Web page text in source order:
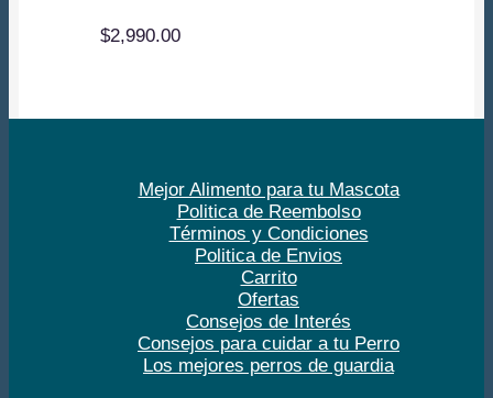
$2,990.00
Mejor Alimento para tu Mascota
Politica de Reembolso
Términos y Condiciones
Politica de Envios
Carrito
Ofertas
Consejos de Interés
Consejos para cuidar a tu Perro
Los mejores perros de guardia